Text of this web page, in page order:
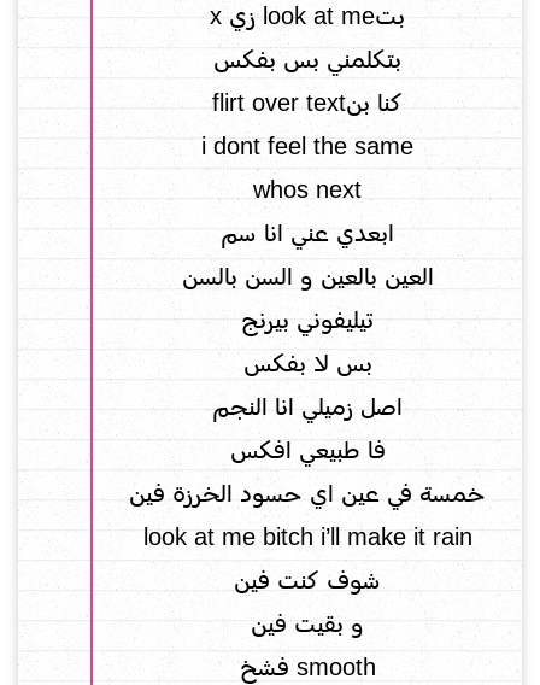
بتlook at me زي x
بتكلمني بس بفكس
كنا بنflirt over text
i dont feel the same
whos next
ابعدي عني انا سم
العين بالعين و السن بالسن
تيليفوني بيرنج
بس لا بفكس
اصل زميلي انا النجم
فا طبيعي افكس
خمسة في عين اي حسود الخرزة فين
look at me bitch i’ll make it rain
شوف كنت فين
و بقيت فين
smooth فشخ